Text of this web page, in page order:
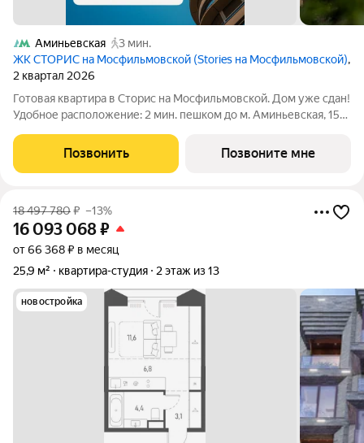
Аминьевская
3 мин.
ЖК СТОРИС на Мосфильмовской (Stories на Мосфильмовской),
2 квартал 2026
Готовая квартира в Сторис на Мосфильмовской. Дом уже сдан!
Удобное расположение: 2 мин. пешком до м. Аминьевская, 15
Генерала Дорохова, продлили ул. Мосфильмовская. В
окружении парков и
Позвонить Позвоните мне
18 497 780₽ –13%
16 093 068₽
от 66 368 ₽ в месяц
25,9 м²
квартира-студия 2 этаж из 13
новостройка